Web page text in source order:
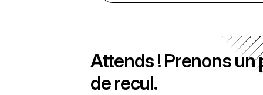
Attends ! Prenons un
de recul.